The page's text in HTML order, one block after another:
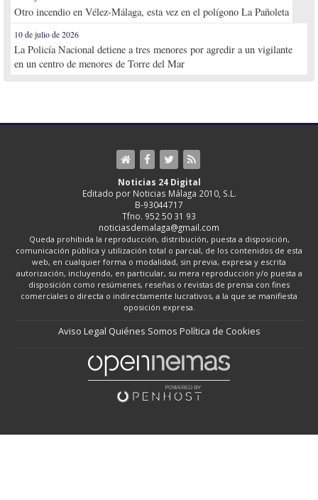
Otro incendio en Vélez-Málaga, esta vez en el polígono La Pañoleta
10 de julio de 2026
La Policía Nacional detiene a tres menores por agredir a un vigilante
en un centro de menores de Torre del Mar
Noticias 24 Digital
Editado por Noticias Málaga 2010, S.L.
B-93044717
Tfno. 952 50 31 93
noticiasdemalaga@gmail.com
Queda prohibida la reproducción, distribución, puesta a disposición,
comunicación pública y utilización total o parcial, de los contenidos de esta
web, en cualquier forma o modalidad, sin previa, expresa y escrita
autorización, incluyendo, en particular, su mera reproducción y/o puesta a
disposición como resúmenes, reseñas o revistas de prensa con fines
comerciales o directa o indirectamente lucrativos, a la que se manifiesta
oposición expresa.
Aviso Legal Quiénes Somos Política de Cookies